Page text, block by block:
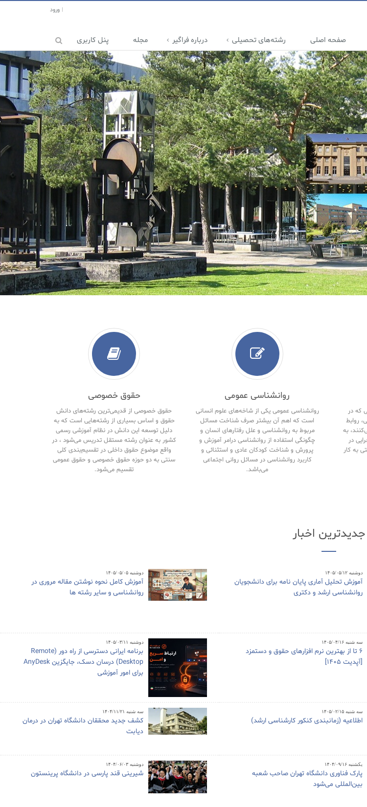
ورود
صفحه اصلی رشته‌های تحصیلی درباره فراگیر مجله پنل کاربری
که در
روابط
به
در
به کار
روانشناسی عمومی
روانشناسی عمومی یکی از شاخه‌های علوم انسانی
است که اهم آن بیشتر صرف شناخت مسائل
مربوط به روانشناسی و علل رفتارهای انسان و
چگونگی استفاده از روانشناسی درامر آموزش و
پرورش و شناخت کودکان عادی و استثنائی و
کاربرد روانشناسی در مسائل روانی اجتماعی
می‌باشد.
حقوق خصوصی
حقوق خصوصی از قدیمی‌ترین رشته‌های دانش
حقوق و اساس بسیاری از رشته‌هایی است که به
دلیل توسعه این دانش در نظام آموزشی رسمی
کشور به عنوان رشته مستقل تدریس می‌شود ، در
واقع موضوع حقوق داخلی در تقسیم‌بندی کلی
سنتی به دو حوزه حقوق خصوصی و حقوق‌ عمومی
تقسیم می‌شود.
جدیدترین اخبار
دوشنبه ۱۴۰۵/۰۵/۱۲
آموزش تحلیل آماری پایان نامه برای دانشجویان
روانشناسی ارشد و دکتری
دوشنبه ۱۴۰۵/۰۵/۰۵
آموزش کامل نحوه نوشتن مقاله مروری در
روانشناسی و سایر رشته ها
سه شنبه ۱۴۰۵/۰۴/۱۶
6 تا از بهترین نرم افزارهای حقوق و دستمزد
[آپدیت 1405]
دوشنبه ۱۴۰۵/۰۳/۱۱
برنامه ایرانی دسترسی از راه دور (Remote
Desktop) درسان دسک، جایگزین AnyDesk
برای امور آموزشی
سه شنبه ۱۴۰۵/۰۲/۱۵
اطلاعیه (زمانبندی کنکور کارشناسی ارشد)
سه شنبه ۱۴۰۴/۱۱/۲۱
کشف جدید محققان دانشگاه تهران در درمان
دیابت
یکشنبه ۱۴۰۴/۰۹/۱۶
پارک فناوری دانشگاه تهران صاحب شعبه
بین‌المللی می‌شود
دوشنبه ۱۴۰۴/۰۶/۰۳
شیرینی قند پارسی در دانشگاه پرینستون